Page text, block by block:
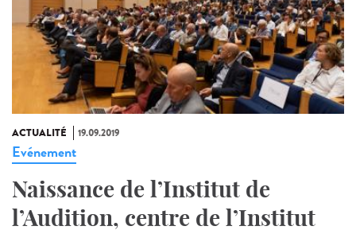
ACTUALITÉ 19.09.2019
Evénement
Naissance de l’Institut de
l’Audition, centre de l’Institut